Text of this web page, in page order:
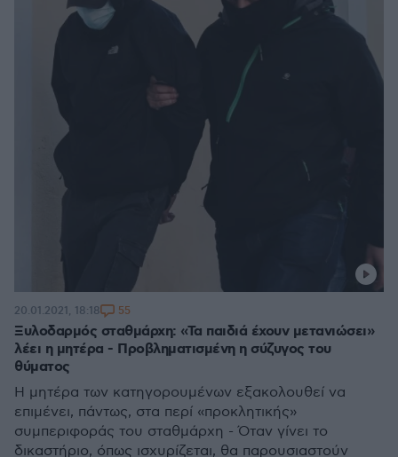
Ξυλοδαρμός σταθμάρχη: «Τα παιδιά έχουν μετανιώσει»
λέει η μητέρα - Προβληματισμένη η σύζυγος του
θύματος
Η μητέρα των κατηγορουμένων εξακολουθεί να
επιμένει, πάντως, στα περί «προκλητικής»
συμπεριφοράς του σταθμάρχη - Όταν γίνει το
δικαστήριο, όπως ισχυρίζεται, θα παρουσιαστούν
20.01.2021, 18:18 55